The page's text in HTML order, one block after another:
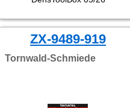
ZX-9489-919
Tornwald-Schmiede